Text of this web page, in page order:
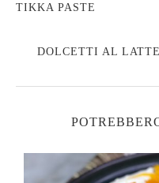
TIKKA PASTE
DOLCETTI AL